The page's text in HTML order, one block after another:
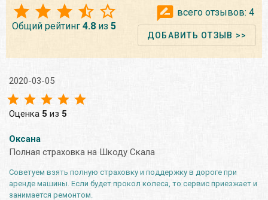
Общий рейтинг 4.8 из 5
всего отзывов: 4
ДОБАВИТЬ ОТЗЫВ >>
2020-03-05
Оценка 5 из 5
Оксана
Полная страховка на Шкоду Скала
Советуем взять полную страховку и поддержку в дороге при
аренде машины. Если будет прокол колеса, то сервис приезжает и
занимается ремонтом.